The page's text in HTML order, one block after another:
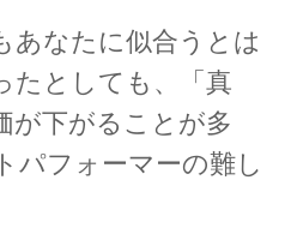
あなたに似合うとは
たとしても、「真
が下がることが多
パフォーマーの難し